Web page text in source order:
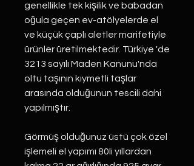
genellikle tek kişilik ve babadan
oğula geçen ev-atölyelerde el
ve küçük çaplı aletler marifetiyle
ürünler üretilmektedir. Türkiye 'de
3213 sayılı Maden Kanunu'nda
oltu taşının kıymetli taşlar
arasında olduğunun tescili dahi
yapılmıştır.
Görmüş olduğunuz üstü çok özel
işlemeli el yapımı 80li yıllardan